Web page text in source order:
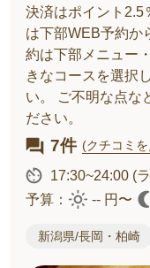
決済はポイント2.5
は下部WEB予約か
約は下部メニュー
きなコースを選択
い。 ご不明な点な
ださい。
7件 (クチコミ
17:30~24:00 (
予算：
-- 円〜
新潟県/長岡・柏崎